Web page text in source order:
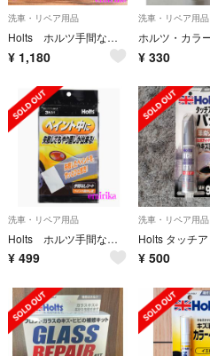
洗車・リペア用品
Holts ホルツ手間なしシート(ペイント剥がし用) 6 セット まとめ売り
¥ 1,180
洗車・リペア用品
¥ 330
洗車・リペア用品
Holts ホルツ手間なしシート(ペイント剥がし用)
¥ 499
洗車・リペア用品
¥ 500